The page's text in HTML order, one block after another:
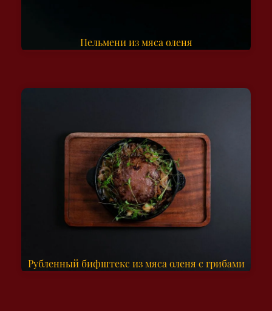
Пельмени из мяса оленя
Рубленный бифштекс из мяса оленя с грибами